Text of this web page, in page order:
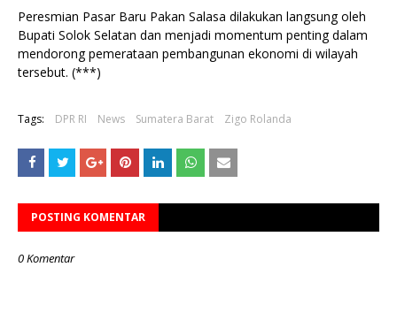
Peresmian Pasar Baru Pakan Salasa dilakukan langsung oleh
Bupati Solok Selatan dan menjadi momentum penting dalam
mendorong pemerataan pembangunan ekonomi di wilayah
tersebut. (***)
Tags: DPR RI News Sumatera Barat Zigo Rolanda
POSTING KOMENTAR
0 Komentar